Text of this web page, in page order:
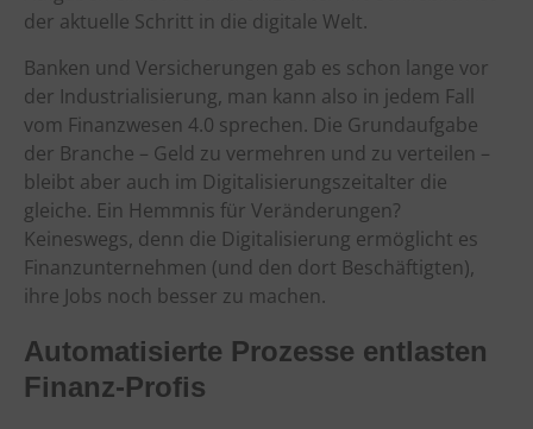
der aktuelle Schritt in die digitale Welt.
Banken und Versicherungen gab es schon lange vor
der Industrialisierung, man kann also in jedem Fall
vom Finanzwesen 4.0 sprechen. Die Grundaufgabe
der Branche – Geld zu vermehren und zu verteilen –
bleibt aber auch im Digitalisierungszeitalter die
gleiche. Ein Hemmnis für Veränderungen?
Keineswegs, denn die Digitalisierung ermöglicht es
Finanzunternehmen (und den dort Beschäftigten),
ihre Jobs noch besser zu machen.
Automatisierte Prozesse entlasten
Finanz-Profis